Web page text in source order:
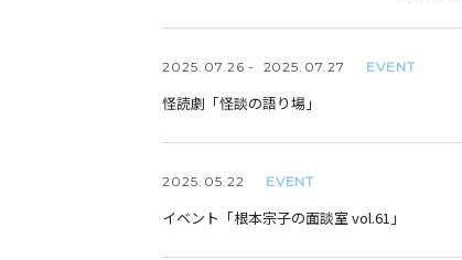
2025. 07.26 2025. 07.27 EVENT
怪読劇「怪談の語り場」
2025. 05.22 EVENT
イベント「根本宗子の面談室 vol.61」